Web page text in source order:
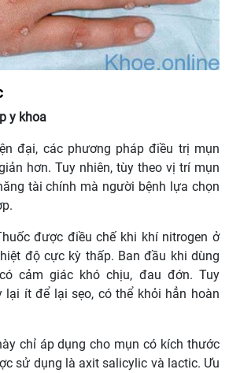
y khoa
đại, các phương pháp điều trị mụn
hơn. Tuy nhiên, tùy theo vị trí mụn
tài chính mà người bệnh lựa chọn
được điều chế khi khí nitrogen ở
độ cực kỳ thấp. Ban đầu khi dùng
cảm giác khó chịu, đau đớn. Tuy
lại ít để lại sẹo, có thể khỏi hẳn hoàn
chỉ áp dụng cho mụn có kích thước
sử dụng là axit salicylic và lactic. Ưu